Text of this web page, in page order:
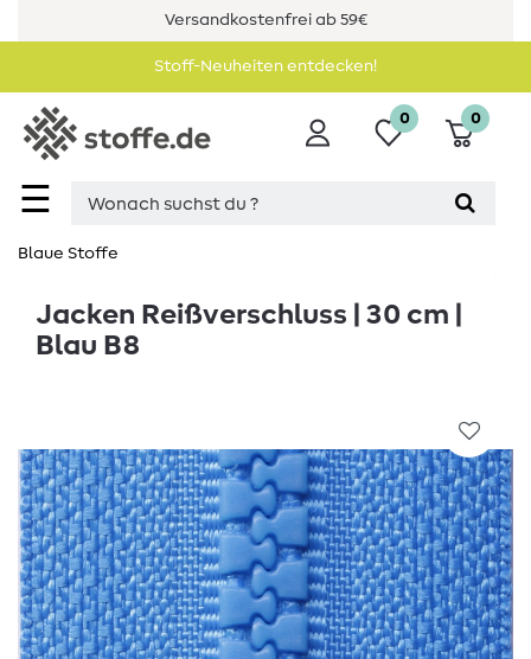
Versandkostenfrei ab 59€
Stoff-Neuheiten entdecken!
☰
0 0
Blaue Stoffe
Jacken Reißverschluss | 30 cm |
Blau B8